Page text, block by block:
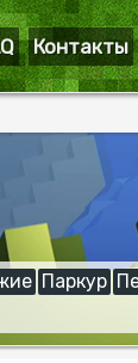
Контакты
Паркур